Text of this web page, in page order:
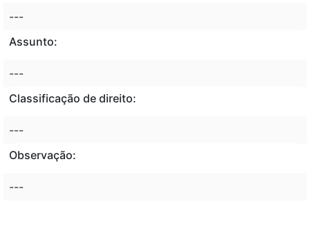
---
Assunto:
---
Classificação de direito:
---
Observação:
---